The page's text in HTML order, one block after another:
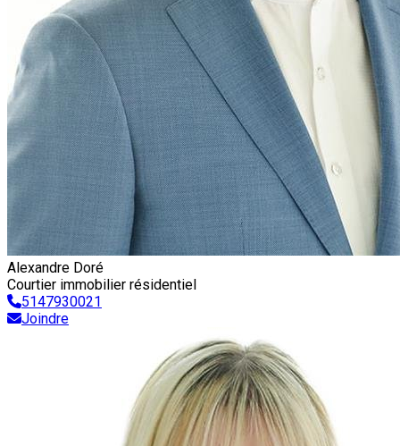
Alexandre Doré
Courtier immobilier résidentiel
5147930021
Joindre